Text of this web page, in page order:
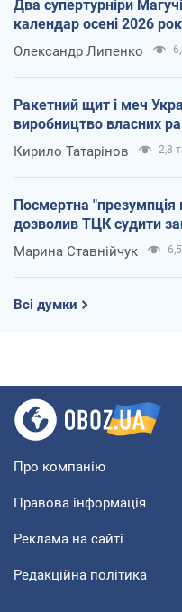
Два супертурніри
календар осені 2026
Олександр Липенко
Ракетний щит і меч
виробництво власних
Кирило Татарінов 2,8 т.
Посмертна "презумпція
дозволив ТЦК судити
Марина Ставнійчук
Всі думки
Про компанію
Правова інформація
Реклама на сайті
Редакційна політика